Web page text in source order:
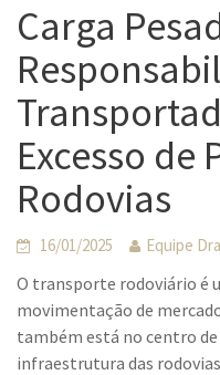
Carga
Excesso de
Rodovias
16/01/2025 Equipe
O transporte rodoviário é
movimentação de
também está no centro
infraestrutura das